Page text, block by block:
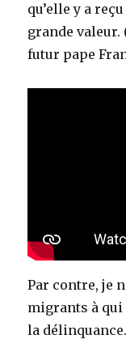
qu’elle y a
grande valeur.
futur pape
Par contre, je
migrants à qui
la